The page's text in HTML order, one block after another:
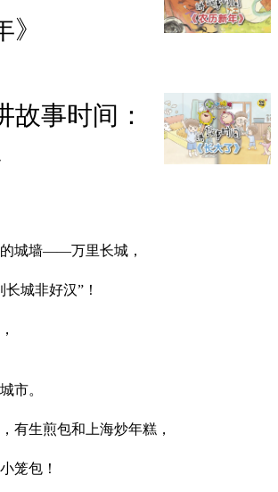
》
故事时间：
城墙——万里长城，
城非好汉”！
市。
，有生煎包和上海炒年糕，
笼包！